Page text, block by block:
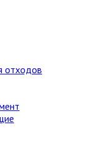
отходов